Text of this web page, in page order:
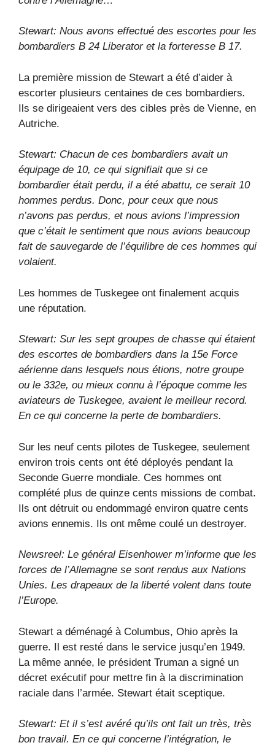
Stewart: Nous avons effectué des escortes pour les
bombardiers B 24 Liberator et la forteresse B 17.
La première mission de Stewart a été d’aider à
escorter plusieurs centaines de ces bombardiers.
Ils se dirigeaient vers des cibles près de Vienne, en
Autriche.
Stewart: Chacun de ces bombardiers avait un
équipage de 10, ce qui signifiait que si ce
bombardier était perdu, il a été abattu, ce serait 10
hommes perdus. Donc, pour ceux que nous
n’avons pas perdus, et nous avions l’impression
que c’était le sentiment que nous avions beaucoup
fait de sauvegarde de l’équilibre de ces hommes qui
volaient.
Les hommes de Tuskegee ont finalement acquis
une réputation.
Stewart: Sur les sept groupes de chasse qui étaient
des escortes de bombardiers dans la 15e Force
aérienne dans lesquels nous étions, notre groupe
ou le 332e, ou mieux connu à l’époque comme les
aviateurs de Tuskegee, avaient le meilleur record.
En ce qui concerne la perte de bombardiers.
Sur les neuf cents pilotes de Tuskegee, seulement
environ trois cents ont été déployés pendant la
Seconde Guerre mondiale. Ces hommes ont
complété plus de quinze cents missions de combat.
Ils ont détruit ou endommagé environ quatre cents
avions ennemis. Ils ont même coulé un destroyer.
Newsreel: Le général Eisenhower m’informe que les
forces de l’Allemagne se sont rendus aux Nations
Unies. Les drapeaux de la liberté volent dans toute
l’Europe.
Stewart a déménagé à Columbus, Ohio après la
guerre. Il est resté dans le service jusqu’en 1949.
La même année, le président Truman a signé un
décret exécutif pour mettre fin à la discrimination
raciale dans l’armée. Stewart était sceptique.
Stewart: Et il s’est avéré qu’ils ont fait un très, très
bon travail. En ce qui concerne l’intégration, le